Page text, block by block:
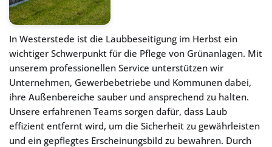
In Westerstede ist die Laubbeseitigung im Herbst ein
wichtiger Schwerpunkt für die Pflege von Grünanlagen. Mit
unserem professionellen Service unterstützen wir
Unternehmen, Gewerbebetriebe und Kommunen dabei,
ihre Außenbereiche sauber und ansprechend zu halten.
Unsere erfahrenen Teams sorgen dafür, dass Laub
effizient entfernt wird, um die Sicherheit zu gewährleisten
und ein gepflegtes Erscheinungsbild zu bewahren. Durch